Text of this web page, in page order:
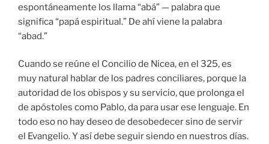
espontáneamente los llama “abá” — palabra que
significa “papá espiritual.” De ahí viene la palabra
“abad.”
Cuando se reúne el Concilio de Nicea, en el 325, es
muy natural hablar de los padres conciliares, porque la
autoridad de los obispos y su servicio, que prolonga el
de apóstoles como Pablo, da para usar ese lenguaje. En
todo eso no hay deseo de desobedecer sino de servir
el Evangelio. Y así debe seguir siendo en nuestros días.